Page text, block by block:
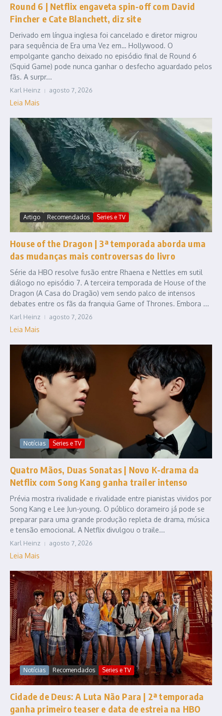
Round 6 | Netflix engaveta spin-off com David
Fincher e Cate Blanchett, diz site
Derivado em língua inglesa foi cancelado e diretor migrou
para sequência de Era uma Vez em… Hollywood. O
empolgante gancho deixado no episódio final de Round 6
(Squid Game) pode nunca ganhar o desfecho aguardado pelos
fãs. A surpr...
Karl Heinz agosto 7, 2026
Leia Mais
Artigo Recomendados Series e TV
House of the Dragon | 3ª temporada aborda uma
das mudanças mais controversas do livro
Série da HBO resolve fusão entre Rhaena e Nettles em sutil
diálogo no episódio 7. A terceira temporada de House of the
Dragon (A Casa do Dragão) vem sendo palco de intensos
debates entre os fãs da franquia Game of Thrones. Embora ...
Karl Heinz agosto 7, 2026
Leia Mais
Notícias Series e TV
Quatro Mãos, Duas Sonatas | Novo K-drama da
Netflix com Song Kang ganha trailer intenso
Prévia mostra rivalidade e rivalidade entre pianistas vividos por
Song Kang e Lee Jun-young. O público dorameiro já pode se
preparar para uma grande produção repleta de drama, música
e tensão emocional. A Netflix divulgou o traile...
Karl Heinz agosto 7, 2026
Leia Mais
Notícias Recomendados Series e TV
Cidade de Deus: A Luta Não Para | 2ª temporada
ganha primeiro teaser e data de estreia na HBO